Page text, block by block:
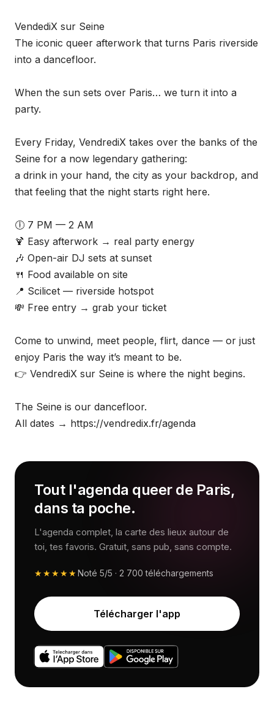
VendediX sur Seine
The iconic queer afterwork that turns Paris riverside
into a dancefloor.
When the sun sets over Paris… we turn it into a
party.
Every Friday, VendrediX takes over the banks of the
Seine for a now legendary gathering:
a drink in your hand, the city as your backdrop, and
that feeling that the night starts right here.
🕕 7 PM — 2 AM
🍹 Easy afterwork → real party energy
🎶 Open-air DJ sets at sunset
🍴 Food available on site
📍 Scilicet — riverside hotspot
💸 Free entry → grab your ticket
Come to unwind, meet people, flirt, dance — or just
enjoy Paris the way it’s meant to be.
👉 VendrediX sur Seine is where the night begins.
The Seine is our dancefloor.
All dates → https://vendredix.fr/agenda
Tout l'agenda queer de Paris,
dans ta poche.
L'agenda complet, la carte des lieux autour de
toi, tes favoris. Gratuit, sans pub, sans compte.
★★★★★Noté 5/5 · 2 700 téléchargements
Télécharger l'app